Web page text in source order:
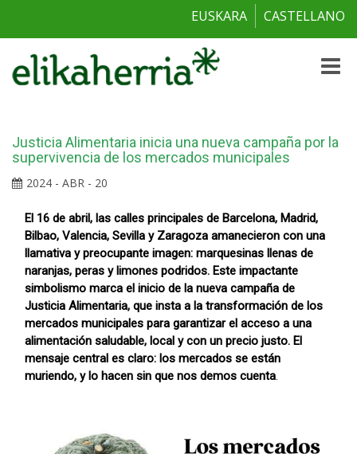
EUSKARA CASTELLANO
Toggle
Justicia Alimentaria inicia una nueva campaña por la
supervivencia de los mercados municipales
2024 - ABR - 20
El 16 de abril, las calles principales de Barcelona, Madrid,
Bilbao, Valencia, Sevilla y Zaragoza amanecieron con una
llamativa y preocupante imagen: marquesinas llenas de
naranjas, peras y limones podridos. Este impactante
simbolismo marca el inicio de la nueva campaña de
Justicia Alimentaria, que insta a la transformación de los
mercados municipales para garantizar el acceso a una
alimentación saludable, local y con un precio justo. El
mensaje central es claro: los mercados se están
muriendo, y lo hacen sin que nos demos cuenta.